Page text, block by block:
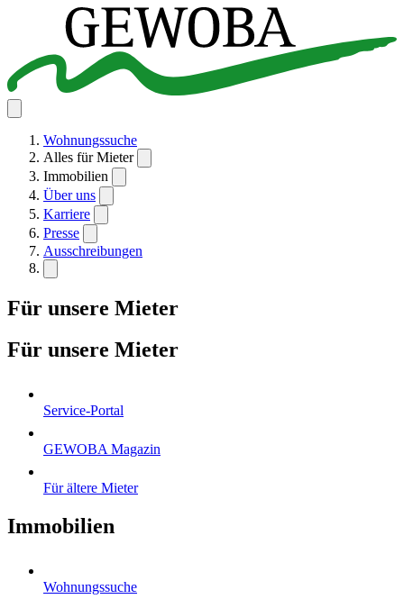
Wohnungssuche
Alles für Mieter
Immobilien
Über uns
Karriere
Presse
Ausschreibungen
Für unsere Mieter
Für unsere Mieter
Service-Portal
GEWOBA Magazin
Für ältere Mieter
Immobilien
Wohnungssuche